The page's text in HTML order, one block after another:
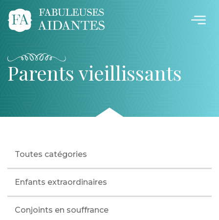
Parents vieillissants
Toutes catégories
Enfants extraordinaires
Conjoints en souffrance